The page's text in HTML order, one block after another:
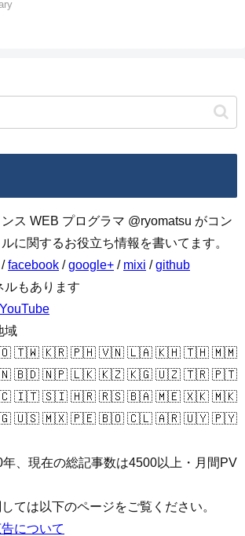
ス WEB プログラマ @ryomatsu がコン
に関するお役立ち情報を書いてます。
/facebook /google+ / mixi /github
ルもあります
域
🇹🇼 🇰🇷 🇵🇭 🇻🇳 🇱🇦 🇰🇭 🇹🇭 🇲🇲
🇧🇩 🇳🇵 🇱🇰 🇰🇿 🇰🇬 🇺🇿 🇹🇷 🇵🇹
🇮🇹 🇸🇮 🇭🇷 🇷🇸 🇧🇦 🇲🇪 🇽🇰 🇲🇰
🇺🇸 🇲🇽 🇵🇪 🇧🇴 🇨🇱 🇦🇷 🇺🇾 🇵🇾
、現在の総記事数は4500以上・月間PV
ては以下のページをご覧ください。
について